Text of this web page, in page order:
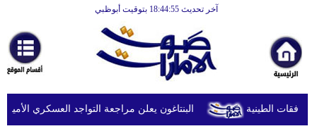
آخر تحديث 18:44:55 بتوقيت أبوظبي
أخبارعاجلة
رياضة
ثقافة البنتاغون يعلن مراجعة التواجد العسكري